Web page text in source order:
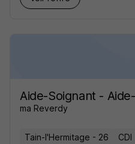
Aide-Soignant -
ma Reverdy
Tain-l'Hermitage - 26 CDI